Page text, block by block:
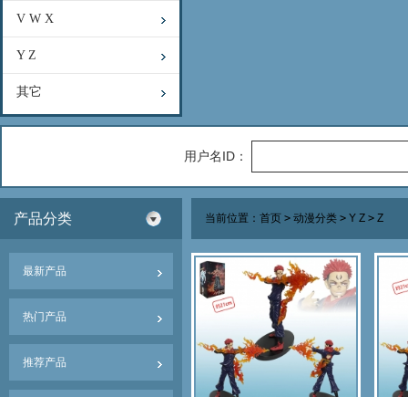
V W X
Y Z
其它
用户名ID：
产品分类
最新产品
热门产品
推荐产品
当前位置： 首页 > 动漫分类 > Y Z > Z